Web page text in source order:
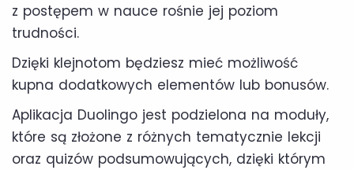
z postępem w nauce rośnie jej poziom
trudności.
Dzięki klejnotom będziesz mieć możliwość
kupna dodatkowych elementów lub bonusów.
Aplikacja Duolingo jest podzielona na moduły,
które są złożone z różnych tematycznie lekcji
oraz quizów podsumowujących, dzięki którym